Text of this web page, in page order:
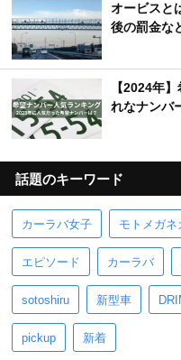
オービスと
後の罰金な
【2024年
れなナンバ
話題のキーワード
カーラバ女子 モトメガネ
エピソード カーラバ
sotoshiru 新型車
pickup 新着